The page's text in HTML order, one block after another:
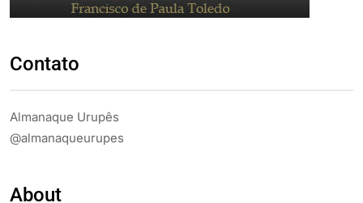
Contato
Almanaque Urupês
@almanaqueurupes
About